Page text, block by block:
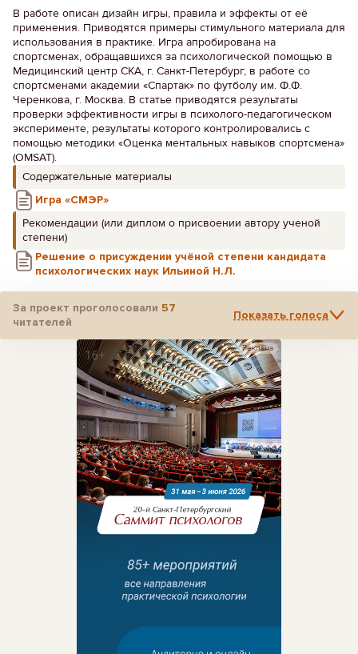
В работе описан дизайн игры, правила и эффекты от её
применения. Приводятся примеры стимульного материала для
использования в практике. Игра апробирована на
спортсменах, обращавшихся за психологической помощью в
Медицинский центр СКА, г. Санкт-Петербург, в работе со
спортсменами академии «Спартак» по футболу им. Ф.Ф.
Черенкова, г. Москва. В статье приводятся результаты
проверки эффективности игры в психолого-педагогическом
эксперименте, результаты которого контролировались с
помощью методики «Оценка ментальных навыков спортсмена»
(OMSAT).
Содержательные материалы
Игра «СМЭР»
Рекомендации (или диплом о присвоении автору ученой
степени)
Решение о присуждении учёной степени кандидата
психологических наук Ильиной Н.Л.
За проект проголосовали 57
читателей
Показать голоса
Реклама